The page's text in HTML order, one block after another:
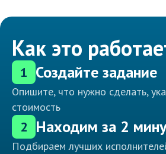
Как это
1 Создайте задание
Опишите, что нужно сделать,
стоимость
2 Находим за 2
Подбираем лучших